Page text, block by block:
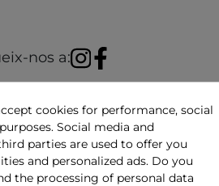
nos a:
Pagament segur
d'ús
cookies for performance, social
Social media and
parties are used to offer you
and personalized ads. Do you
the processing of personal data